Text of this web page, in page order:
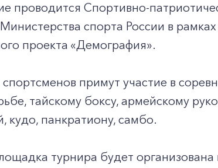
проводится Спортивно-
спорта России в
проекта «Демография».
примут участие в
тайскому боксу, армейскому
кудо, панкратиону, самбо.
турнира будет